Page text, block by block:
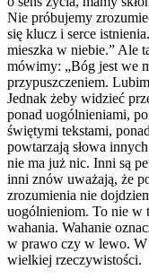
Nie próbujemy
się klucz i serce
mieszka w niebie.” Ale
mówimy: „Bóg jest we
przypuszczeniem.
Jednak żeby widzieć
ponad uogólnieniami,
świętymi tekstami,
powtarzają słowa
nie ma już nic. Inni są
inni znów uważają, że
zrozumienia nie
uogólnieniom. To nie w
wahania. Wahanie
w prawo czy w lewo. W
wielkiej rzeczywistości.